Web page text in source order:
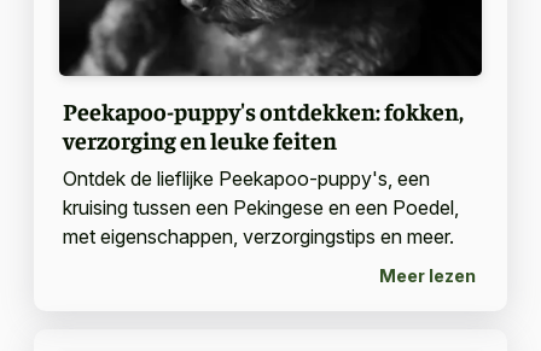
Peekapoo-puppy's ontdekken: fokken,
verzorging en leuke feiten
Ontdek de lieflijke Peekapoo-puppy's, een
kruising tussen een Pekingese en een Poedel,
met eigenschappen, verzorgingstips en meer.
Meer lezen